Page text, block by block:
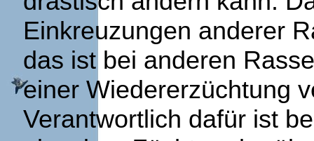
Einkreuzungen anderer
das ist bei anderen
einer Wiedererzüchtung
Verantwortlich dafür ist